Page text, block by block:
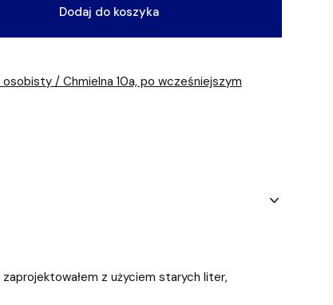
Dodaj do koszyka
/ Chmielna 10a, po wcześniejszym
z użyciem starych liter,